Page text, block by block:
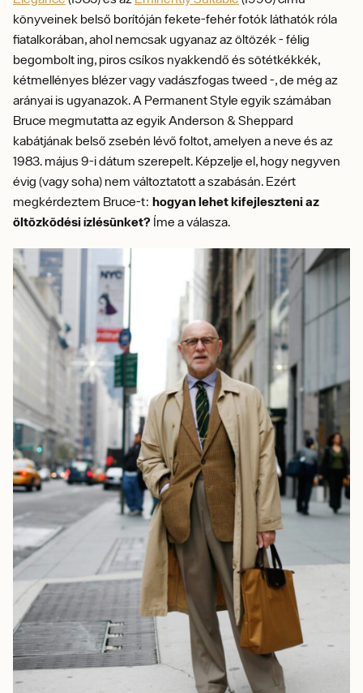
könyveinek belső borítóján fekete-fehér fotók láthatók róla
fiatalkorában, ahol nemcsak ugyanaz az öltözék - félig
begombolt ing, piros csíkos nyakkendő és sötétkékkék,
kétmellényes blézer vagy vadászfogas tweed -, de még az
arányai is ugyanazok. A Permanent Style egyik számában
Bruce megmutatta az egyik Anderson & Sheppard
kabátjának belső zsebén lévő foltot, amelyen a neve és az
1983. május 9-i dátum szerepelt. Képzelje el, hogy negyven
évig (vagy soha) nem változtatott a szabásán. Ezért
megkérdeztem Bruce-t: hogyan lehet kifejleszteni az
öltözködési ízlésünket? Íme a válasza.